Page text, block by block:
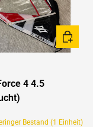
4 4.5
Bestand (1 Einheit)
IN DEN